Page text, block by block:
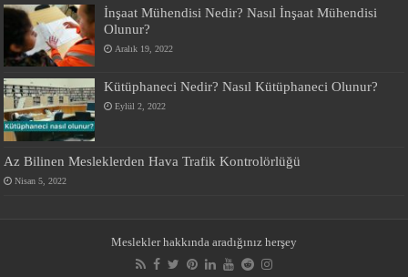
İnşaat Mühendisi Nedir? Nasıl İnşaat Mühendisi
Olunur?
Aralık 19, 2022
Kütüphaneci Nedir? Nasıl Kütüphaneci Olunur?
Eylül 2, 2022
Az Bilinen Mesleklerden Hava Trafik Kontrolörlüğü
Nisan 5, 2022
Meslekler hakkında aradığınız herşey